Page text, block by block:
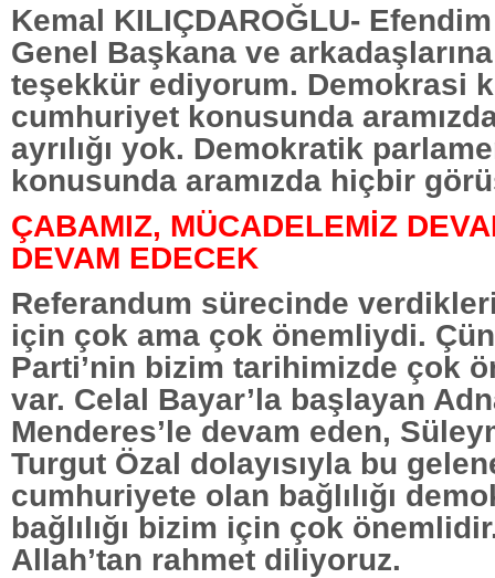
Kemal KILIÇDAROĞLU-
Genel Başkana ve
teşekkür ediyorum. Demokrasi
cumhuriyet konusunda
ayrılığı yok. Demokratik
konusunda aramızda hiçbir
ÇABAMIZ, MÜCADELEMİZ
DEVAM EDECEK
Referandum sürecinde
için çok ama çok önemliydi.
Parti’nin bizim tarihimizde çok
var. Celal Bayar’la başlayan
Menderes’le devam eden,
Turgut Özal dolayısıyla bu
cumhuriyete olan bağlılığı
bağlılığı bizim için çok
Allah’tan rahmet diliyoruz.